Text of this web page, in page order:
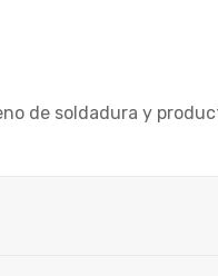
de soldadura y